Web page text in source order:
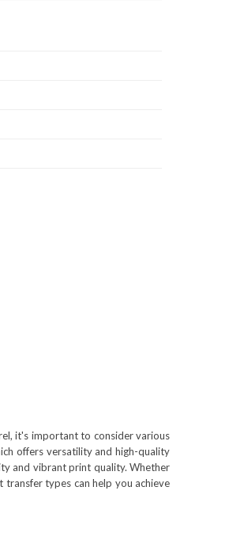
it's important to consider various
offers versatility and high-quality
and vibrant print quality. Whether
types can help you achieve